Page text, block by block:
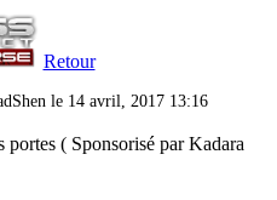
Retour
le 14 avril, 2017 13:16
( Sponsorisé par Kadara